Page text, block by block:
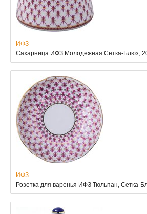
ИФЗ
Сахарница ИФЗ Молодежная Сетка-Блюз,
ИФЗ
Розетка для варенья ИФЗ Тюльпан, Сетка-